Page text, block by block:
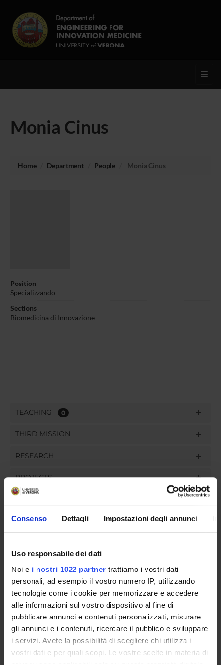
Consenso Dettagli Impostazioni degli annunci
Uso responsabile dei dati
Noi e i nostri 1022 partner trattiamo i vostri dati
personali, ad esempio il vostro numero IP, utilizzando
tecnologie come i cookie per memorizzare e accedere
alle informazioni sul vostro dispositivo al fine di
pubblicare annunci e contenuti personalizzati, misurare
gli annunci e i contenuti, ricercare il pubblico e sviluppare
i servizi. Avete la possibilità di scegliere chi utilizza i
vostri dati e per quali scopi. Le vostre scelte in materia di
Monia Cinus
Home Department People Monia Cinus
Position
Specializzando
Sections
Biomedicina di Innovazione
TEACHING 0
THIRD MISSION
RESEARCH
PROJECTS
ORGANIZZAZIONE
COMMITTEES
GOVERNANCE
UFFICI E STRUTTURE DI SERVIZIO
SERVIZI DI SEGRETERIA STUDENTI